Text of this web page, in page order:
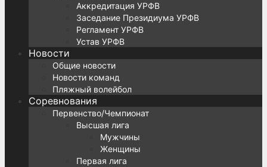
Аккредитация УРФВ
Заседание Президиума УРФВ
Регламент УРФВ
Устав УРФВ
Новости
Общие новости
Новости команд
Пляжный волейбол
Соревнования
Первенство/Чемпионат
Высшая лига
Мужчины
Женщины
Первая лига